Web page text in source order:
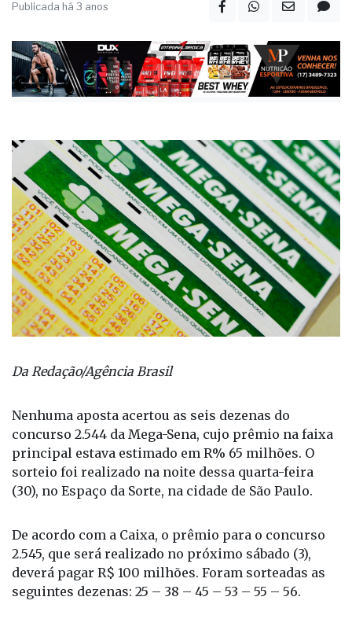
Publicada há 3 anos
Da Redação/Agência Brasil
Nenhuma aposta acertou as seis dezenas do
concurso 2.544 da Mega-Sena, cujo prêmio na faixa
principal estava estimado em R% 65 milhões. O
sorteio foi realizado na noite dessa quarta-feira
(30), no Espaço da Sorte, na cidade de São Paulo.
De acordo com a Caixa, o prêmio para o concurso
2.545, que será realizado no próximo sábado (3),
deverá pagar R$ 100 milhões. Foram sorteadas as
seguintes dezenas: 25 – 38 – 45 – 53 – 55 – 56.